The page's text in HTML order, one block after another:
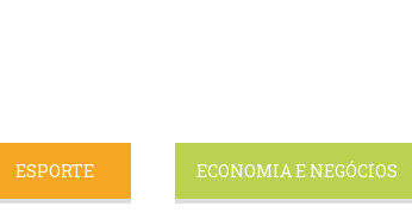
ESPORTE ECONOMIA E NEGÓCIOS